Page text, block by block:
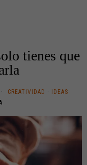
tienes que
CREATIVIDAD ·
IDEAS